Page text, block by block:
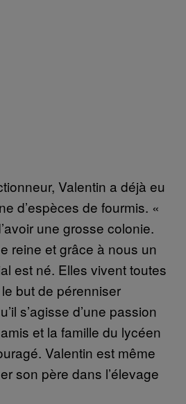
Valentin a déjà eu
d’espèces de fourmis. «
une grosse colonie.
reine et grâce à nous un
est né. Elles vivent toutes
but de pérenniser
s’agisse d’une passion
et la famille du lycéen
Valentin est même
son père dans l’élevage